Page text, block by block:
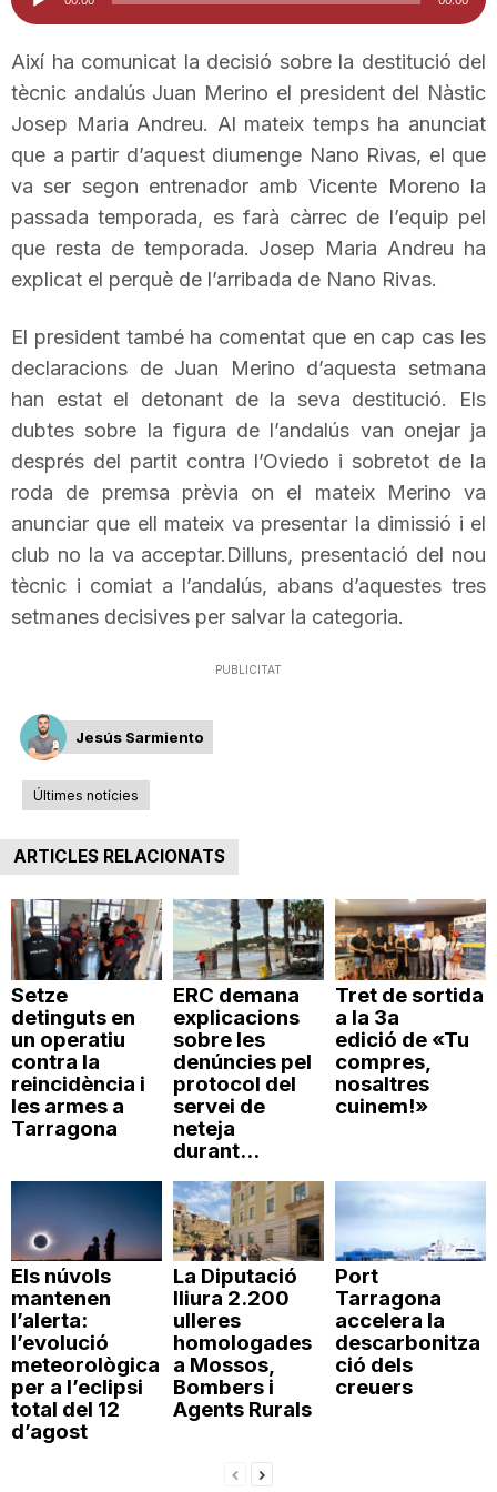
i
u
t
d
T
a
r
a
g
o
n
a
d'àudio
Així ha comunicat la decisió sobre la destitució del
tècnic andalús Juan Merino el president del Nàstic
Josep Maria Andreu. Al mateix temps ha anunciat
que a partir d’aquest diumenge Nano Rivas, el que
va ser segon entrenador ambVicente Moreno la
passada temporada, es farà càrrec de l’equip pel
que resta de temporada. Josep Maria Andreu ha
explicat el perquè de l’arribada de Nano Rivas.
El president també ha comentat que en cap cas les
declaracions de Juan Merino d’aquesta setmana
han estat el detonant de la seva destitució. Els
dubtes sobre la figura de l’andalús van onejar ja
després del partit contra l’Oviedo i sobretot de la
roda de premsa prèvia on el mateix Merino va
anunciar que ell mateix va presentar la dimissió i el
club no la va acceptar.Dilluns, presentació del nou
tècnic i comiat a l’andalús, abans d’aquestes tres
setmanes decisives per salvar la categoria.
PUBLICITAT
Jesús Sarmiento
Últimes notícies
ARTICLES RELACIONATS
Setze
detinguts en
un operatiu
contra la
reincidència i
les armes a
Tarragona
ERC demana
explicacions
sobre les
denúncies pel
protocol del
servei de
neteja
durant...
Tret de sortida
a la 3a
edició de «Tu
compres,
nosaltres
cuinem!»
Els núvols
mantenen
l’alerta:
l’evolució
meteorològica
per a l’eclipsi
total del 12
d’agost
La Diputació
lliura 2.200
ulleres
homologades
a Mossos,
Bombers i
Agents Rurals
Port
Tarragona
accelera la
descarbonitza
ció dels
creuers